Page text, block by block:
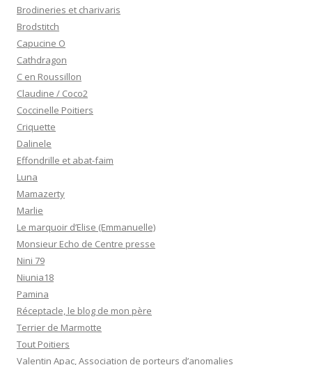
Brodineries et charivaris
Brodstitch
Capucine O
Cathdragon
C en Roussillon
Claudine / Coco2
Coccinelle Poitiers
Criquette
Dalinele
Effondrille et abat-faim
Luna
Mamazerty
Marlie
Le marquoir d’Elise (Emmanuelle)
Monsieur Echo de Centre presse
Nini 79
Niunia18
Pamina
Réceptacle, le blog de mon père
Terrier de Marmotte
Tout Poitiers
Valentin Apac, Association de porteurs d’anomalies